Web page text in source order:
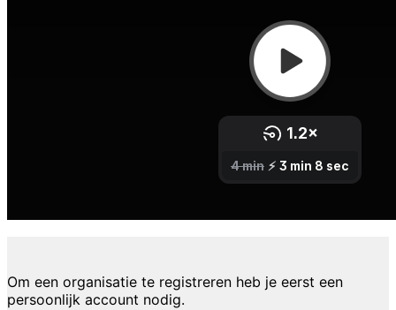
Om een organisatie te registreren heb je eerst een
persoonlijk account nodig.